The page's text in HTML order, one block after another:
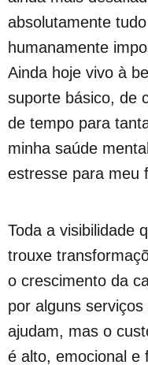
absolutamente
humanamente
Ainda hoje vivo à
suporte básico, de
de tempo para
minha saúde
estresse para meu
Toda a visibilidade
trouxe
o crescimento da
por alguns
ajudam, mas o
é alto, emocional e